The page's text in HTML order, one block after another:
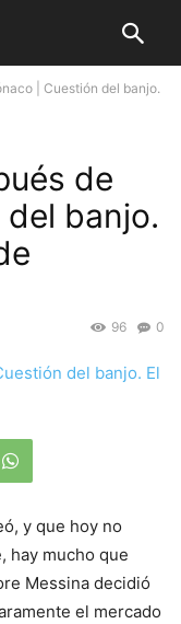
| Cuestión del banjo.
de
banjo.
0
96
y que hoy no
hay mucho que
Messina decidió
el mercado